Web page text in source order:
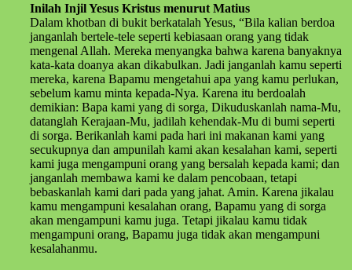
Inilah Injil Yesus Kristus menurut Matius
Dalam khotban di bukit berkatalah Yesus, “Bila kalian berdoa
janganlah bertele-tele seperti kebiasaan orang yang tidak
mengenal Allah. Mereka menyangka bahwa karena banyaknya
kata-kata doanya akan dikabulkan. Jadi janganlah kamu seperti
mereka, karena Bapamu mengetahui apa yang kamu perlukan,
sebelum kamu minta kepada-Nya. Karena itu berdoalah
demikian: Bapa kami yang di sorga, Dikuduskanlah nama-Mu,
datanglah Kerajaan-Mu, jadilah kehendak-Mu di bumi seperti
di sorga. Berikanlah kami pada hari ini makanan kami yang
secukupnya dan ampunilah kami akan kesalahan kami, seperti
kami juga mengampuni orang yang bersalah kepada kami; dan
janganlah membawa kami ke dalam pencobaan, tetapi
bebaskanlah kami dari pada yang jahat. Amin. Karena jikalau
kamu mengampuni kesalahan orang, Bapamu yang di sorga
akan mengampuni kamu juga. Tetapi jikalau kamu tidak
mengampuni orang, Bapamu juga tidak akan mengampuni
kesalahanmu.